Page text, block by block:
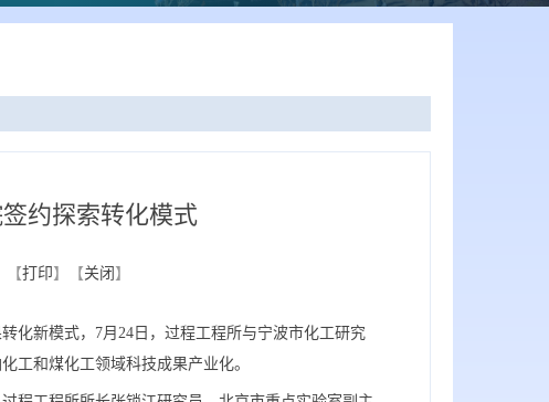
约探索转化模式
【打印】【关闭】
化新模式，7月24日，过程工程所与宁波市化工研究
工和煤化工领域科技成果产业化。